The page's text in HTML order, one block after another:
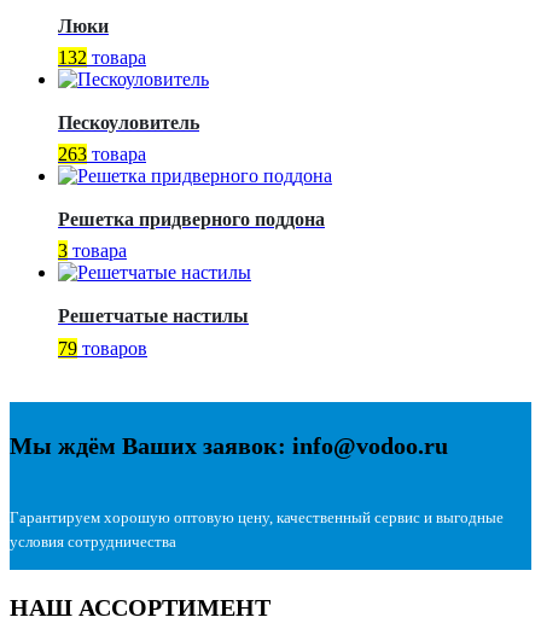
Люки
132 товара
Пескоуловитель
263 товара
Решетка придверного поддона
3 товара
Решетчатые настилы
79 товаров
Мы ждём Ваших заявок: info@vodoo.ru
Гарантируем хорошую оптовую цену, качественный сервис и выгодные
условия сотрудничества
НАШ АССОРТИМЕНТ